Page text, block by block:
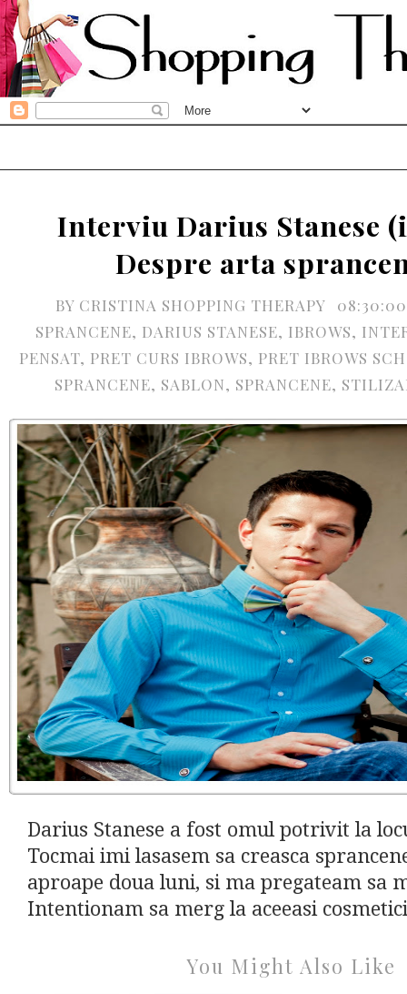
Interviu Darius Stanese
Despre arta
BY CRISTINA SHOPPING THERAPY
SPRANCENE, DARIUS STANESE, IBROWS,
PENSAT, PRET CURS IBROWS, PRET IBROWS
SPRANCENE, SABLON, SPRANCENE,
Darius Stanese a fost omul potrivit la
Tocmai imi lasasem sa creasca
aproape doua luni, si ma pregateam sa
Intentionam sa merg la aceeasi
You Might Also Like